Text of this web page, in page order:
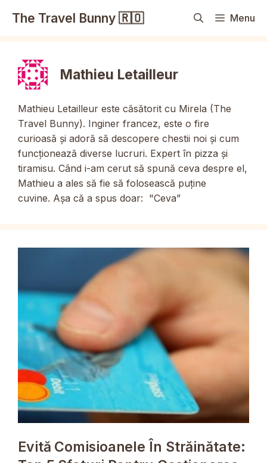
The Travel Bunny 🇷🇴 Menu
Mathieu Letailleur
Mathieu Letailleur este căsătorit cu Mirela (The
Travel Bunny). Inginer francez, este o fire
curioasă și adoră să descopere chestii noi și cum
funcționează diverse lucruri. Expert în pizza și
tiramisu. Când i-am cerut să spună ceva despre el,
Mathieu a ales să fie să folosească puține
cuvine. Așa că a spus doar: "Ceva”
Evită Comisioanele În Străinătate: